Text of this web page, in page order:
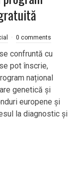
0 comments
confruntă cu
pot înscrie,
național
genetică și
europene și
la diagnostic și